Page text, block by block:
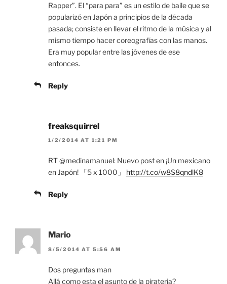
Rapper”. El “para para” es un estilo de baile que se
popularizó en Japón a principios de la década
pasada; consiste en llevar el ritmo de la música y al
mismo tiempo hacer coreografías con las manos.
Era muy popular entre las jóvenes de ese
entonces.
Reply
freaksquirrel
1/2/2014 AT 1:21 PM
RT @medinamanuel: Nuevo post en ¡Un mexicano
en Japón! 「5 x 1000」 http://t.co/w8S8qndlK8
Reply
Mario
8/5/2014 AT 5:56 AM
Dos preguntas man
Allá como esta el asunto de la pirateria?